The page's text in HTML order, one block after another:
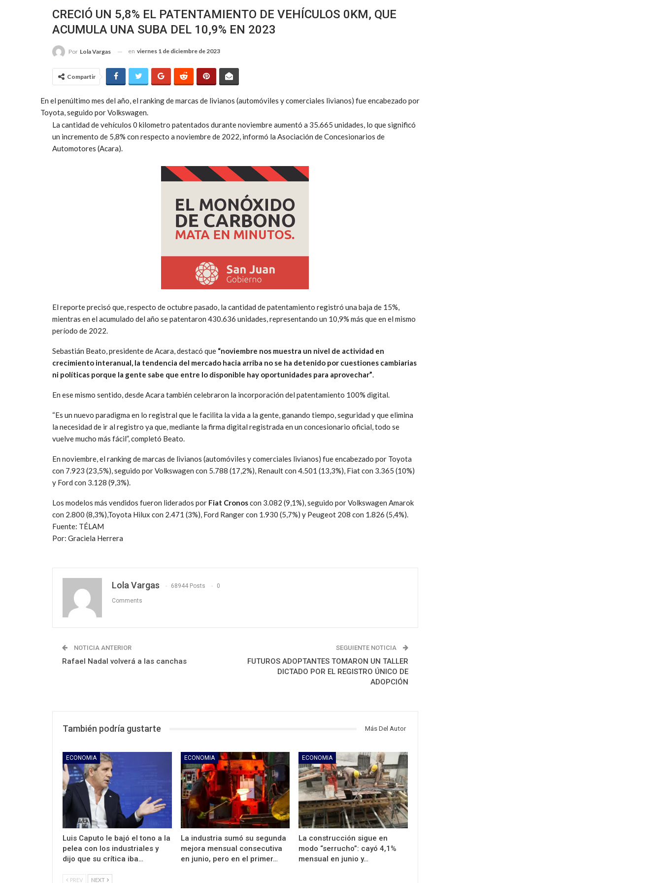
CRECIÓ UN 5,8% EL PATENTAMIENTO DE VEHÍCULOS 0KM, QUE
ACUMULA UNA SUBA DEL 10,9% EN 2023
Por Lola Vargas en viernes 1 de diciembre de 2023
Compartir
En el penúltimo mes del año, el ranking de marcas de livianos (automóviles y comerciales livianos) fue encabezado por
Toyota, seguido por Volkswagen.
La cantidad de vehículos 0 kilometro patentados durante noviembre aumentó a 35.665 unidades, lo que significó
un incremento de 5,8% con respecto a noviembre de 2022, informó la Asociación de Concesionarios de
Automotores (Acara).
El reporte precisó que, respecto de octubre pasado, la cantidad de patentamiento registró una baja de 15%,
mientras en el acumulado del año se patentaron 430.636 unidades, representando un 10,9% más que en el mismo
período de 2022.
Sebastián Beato, presidente de Acara, destacó que “noviembre nos muestra un nivel de actividad en
crecimiento interanual, la tendencia del mercado hacia arriba no se ha detenido por cuestiones cambiarias
ni políticas porque la gente sabe que entre lo disponible hay oportunidades para aprovechar”.
En ese mismo sentido, desde Acara también celebraron la incorporación del patentamiento 100% digital.
“Es un nuevo paradigma en lo registral que le facilita la vida a la gente, ganando tiempo, seguridad y que elimina
la necesidad de ir al registro ya que, mediante la firma digital registrada en un concesionario oficial, todo se
vuelve mucho más fácil”, completó Beato.
En noviembre, el ranking de marcas de livianos (automóviles y comerciales livianos) fue encabezado por Toyota
con 7.923 (23,5%), seguido por Volkswagen con 5.788 (17,2%), Renault con 4.501 (13,3%), Fiat con 3.365 (10%)
y Ford con 3.128 (9,3%).
Los modelos más vendidos fueron liderados por Fiat Cronoscon 3.082 (9,1%), seguido por Volkswagen Amarok
con 2.800 (8,3%),Toyota Hilux con 2.471 (3%), Ford Ranger con 1.930 (5,7%) y Peugeot 208 con 1.826 (5,4%).
Fuente: TÉLAM
Por: Graciela Herrera
Lola Vargas 68944 Posts 0
Comments
NOTICIA ANTERIOR
Rafael Nadal volverá a las canchas
SEGUIENTE NOTICIA
FUTUROS ADOPTANTES TOMARON UN TALLER
DICTADO POR EL REGISTRO ÚNICO DE
ADOPCIÓN
También podría gustarte Más Del Autor
ECONOMIA
Luis Caputo le bajó el tono a la
pelea con los industriales y
dijo que su crítica iba…
ECONOMIA
La industria sumó su segunda
mejora mensual consecutiva
en junio, pero en el primer…
ECONOMIA
La construcción sigue en
modo “serrucho”: cayó 4,1%
mensual en junio y…
PREV NEXT